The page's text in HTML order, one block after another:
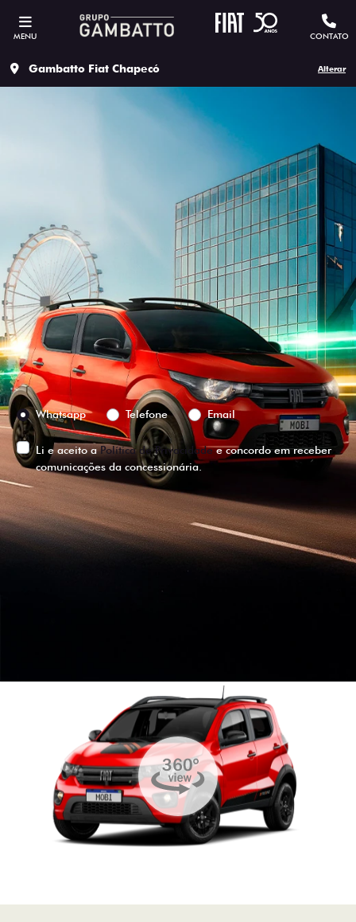
MENU CONTATO
Gambatto Fiat Chapecó Alterar
ESTOU INTERESSADO
Versão escolhida
Preferência de contato:
Whatsapp
Telefone Email
Li e aceito aPolítica de Privacidadee concordo em receber
comunicações da concessionária.
ENTRAR EM CONTATO